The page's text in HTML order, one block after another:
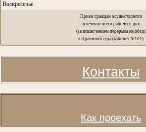
Воскресенье
Прием граждан осуществляется
в течение всего рабочего дня
(за исключением перерыва на обед)
в Приемной суда (кабинет №101)
Контакты
Как проехать